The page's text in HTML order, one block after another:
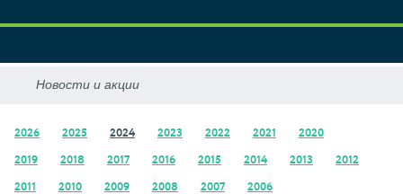
2026 2025 2024 2023 2022 2021 2020
2019 2018 2017 2016 2015 2014 2013 2012
2011 2010 2009 2008 2007 2006